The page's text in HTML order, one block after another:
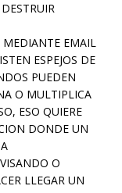
MEDIANTE EMAIL
ESPEJOS DE
PUEDEN
O MULTIPLICA
ESO QUIERE
DONDE UN
O
LLEGAR UN